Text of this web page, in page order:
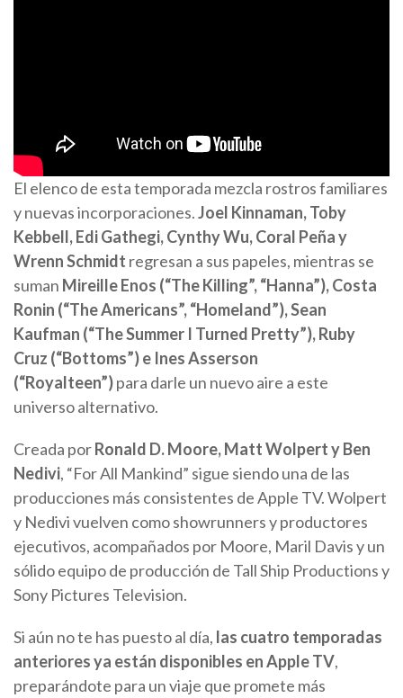
El elenco de esta temporada mezcla rostros familiares
y nuevas incorporaciones.Joel Kinnaman, Toby
Kebbell, Edi Gathegi, Cynthy Wu, Coral Peña y
Wrenn Schmidt regresan a sus papeles, mientras se
suman Mireille Enos (“The Killing”, “Hanna”), Costa
Ronin (“The Americans”, “Homeland”), Sean
Kaufman (“The Summer I Turned Pretty”), Ruby
Cruz (“Bottoms”) e Ines Asserson
(“Royalteen”)para darle un nuevo aire a este
universo alternativo.
Creada porRonald D. Moore, Matt Wolpert y Ben
Nedivi, “For All Mankind” sigue siendo una de las
producciones más consistentes de Apple TV. Wolpert
y Nedivi vuelven como showrunners y productores
ejecutivos, acompañados por Moore, Maril Davis y un
sólido equipo de producción de Tall Ship Productions y
Sony Pictures Television.
Si aún no te has puesto al día, las cuatro temporadas
anteriores ya están disponibles en Apple TV,
preparándote para un viaje que promete más